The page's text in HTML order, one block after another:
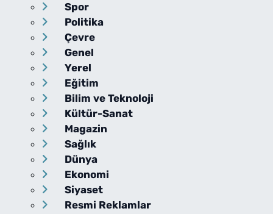
Spor
Politika
Çevre
Genel
Yerel
Eğitim
Bilim ve Teknoloji
Kültür-Sanat
Magazin
Sağlık
Dünya
Ekonomi
Siyaset
Resmi Reklamlar